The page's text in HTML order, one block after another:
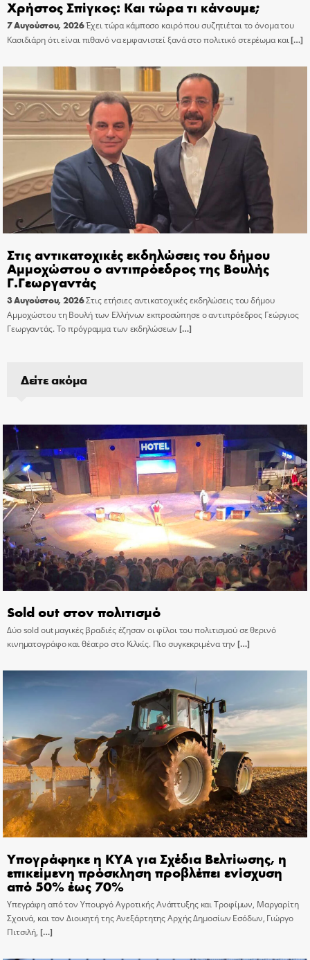
Χρήστος Σπίγκος: Και τώρα τι κάνουμε;
7 Αυγούστου, 2026Έχει τώρα κάμποσο καιρό που συζητιέται το όνομα του
Κασιδιάρη ότι είναι πιθανό να εμφανιστεί ξανά στο πολιτικό στερέωμα και[…]
Στις αντικατοχικές εκδηλώσεις του δήμου
Αμμοχώστου ο αντιπρόεδρος της Βουλής
Γ.Γεωργαντάς
3 Αυγούστου, 2026Στις ετήσιες αντικατοχικές εκδηλώσεις του δήμου
Αμμοχώστου τη Βουλή των Ελλήνων εκπροσώπησε ο αντιπρόεδρος Γεώργιος
Γεωργαντάς. Το πρόγραμμα των εκδηλώσεων […]
Δείτε ακόμα
Sold out στον πολιτισμό
Δύο sold out μαγικές βραδιές έζησαν οι φίλοι του πολιτισμού σε θερινό
κινηματογράφο και θέατρο στο Κιλκίς. Πιο συγκεκριμένα την […]
Υπογράφηκε η ΚΥΑ για Σχέδια Βελτίωσης, η
επικείμενη πρόσκληση προβλέπει ενίσχυση
από 50% έως 70%
Υπεγράφη από τον Υπουργό Αγροτικής Ανάπτυξης και Τροφίμων, Μαργαρίτη
Σχοινά, και τον Διοικητή της Ανεξάρτητης Αρχής Δημοσίων Εσόδων, Γιώργο
Πιτσιλή, […]